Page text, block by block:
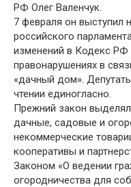
РФ Олег Валенчук.
7 февраля он выступил
российского
изменений в Кодекс РФ
правонарушениях в
«дачный дом».
чтении единогласно.
Прежний закон
дачные, садовые и
некоммерческие
кооперативы и
Законом «О ведении
огородничества для